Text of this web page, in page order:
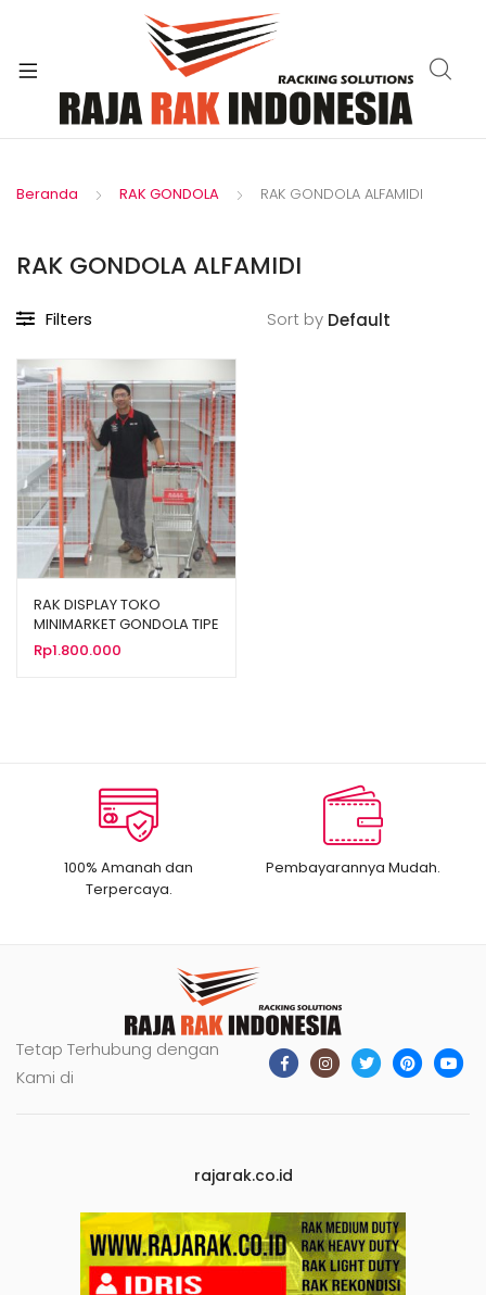
Beranda RAK GONDOLA RAK GONDOLA ALFAMIDI
RAK GONDOLA ALFAMIDI
Filters Sort by
RAK DISPLAY TOKO
MINIMARKET GONDOLA TIPE
ALFAMIDI RR-18
Rp1.800.000
100% Amanah dan
Terpercaya.
Pembayarannya Mudah.
Tetap Terhubung dengan
Kami di
rajarak.co.id